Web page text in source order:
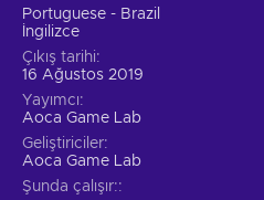
Portuguese - Brazil
İngilizce
Çıkış tarihi
16 Ağustos 2019
Yayımcı
Aoca Game Lab
Geliştiriciler
Aoca Game Lab
Şunda çalışır: